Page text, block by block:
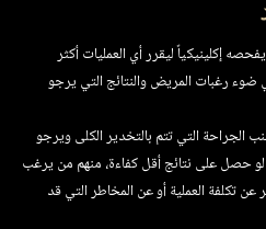
إكلينيكياً ليقرر أي العمليات أكثر
ضوء رغبات المريض والنتائج التي يرجو
التي تتم بالتخدير الكلى ويرجو
حصل على نتائج أقل كفاءة، منهم من يرغب
تكلفة العملية أو عن المخاطر التي قد